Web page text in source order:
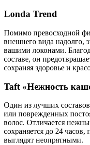
Londa Trend
Помимо превосходной
внешнего вида надолго,
вашими локонами.
составе, он
сохраняя здоровье и
Taft «Нежность
Один из лучших
или поврежденных
волос. Отличается
сохраняется до 24
выглядят неопрятными.